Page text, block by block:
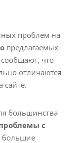
проблем на
предлагаемых
что
отличаются
сайте.
большинства
с
большие